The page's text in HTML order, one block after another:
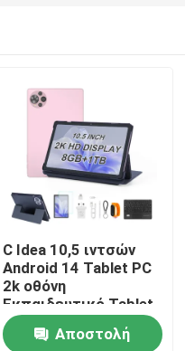
C Idea 10,5 ιντσών
Android 14 Tablet PC
2k οθόνη
Εκπαιδευτικό Tablet
Για Σπουδαστές
CM10500 Plus
Αποστολή